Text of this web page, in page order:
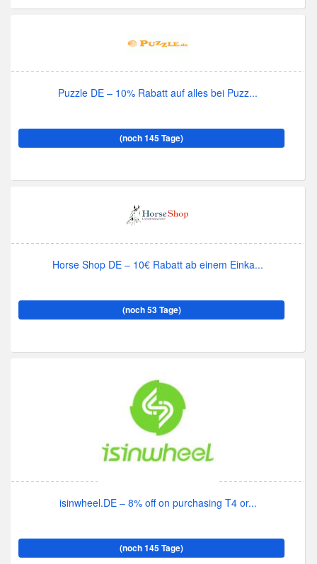
Puzzle DE – 10% Rabatt auf alles bei Puzz...
(noch 145 Tage)
Horse Shop DE – 10€ Rabatt ab einem Einka...
(noch 53 Tage)
isinwheel.DE – 8% off on purchasing T4 or...
(noch 145 Tage)